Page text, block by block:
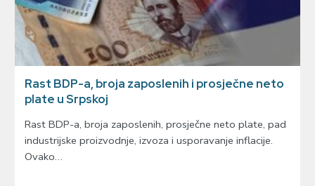
Rast BDP-a, broja zaposlenih i prosječne neto
plate u Srpskoj
Rast BDP-a, broja zaposlenih, prosječne neto plate, pad
industrijske proizvodnje, izvoza i usporavanje inflacije.
Ovako…